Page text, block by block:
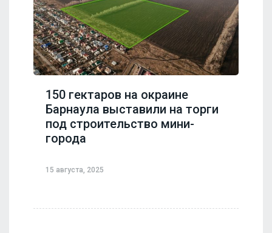
150 гектаров на окраине
Барнаула выставили на торги
под строительство мини-
города
15 августа, 2025